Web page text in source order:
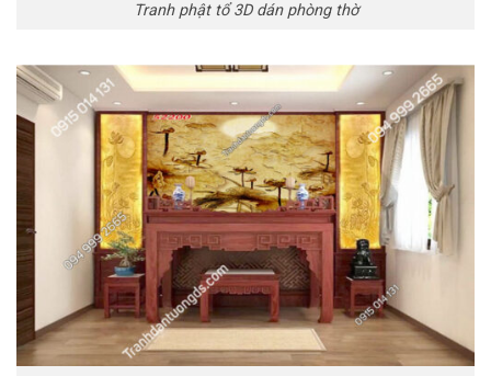
Tranh phật tổ 3D dán phòng thờ